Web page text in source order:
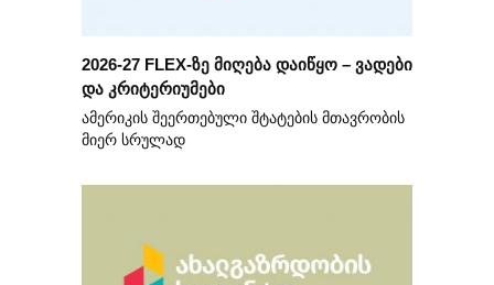
2026-27 FLEX-ზე მიღება დაიწყო – ვადები
და კრიტერიუმები
ამერიკის შეერთებული შტატების მთავრობის
მიერ სრულად